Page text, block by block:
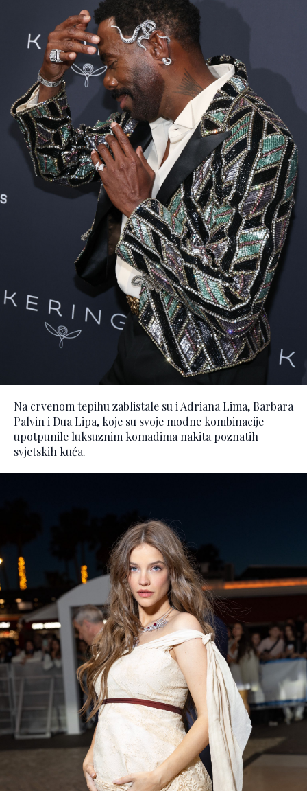
Na crvenom tepihu zablistale su i Adriana Lima, Barbara
Palvin i Dua Lipa, koje su svoje modne kombinacije
upotpunile luksuznim komadima nakita poznatih
svjetskih kuća.